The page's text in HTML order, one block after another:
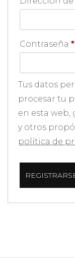
Contraseña *
Tus datos
procesar tu
en esta web,
y otros
política de